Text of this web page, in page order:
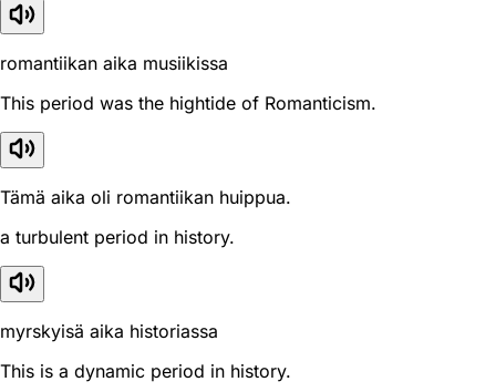
romantiikan aika musiikissa
This period was the hightide of Romanticism.
Tämä aika oli romantiikan huippua.
a turbulent period in history.
myrskyisä aika historiassa
This is a dynamic period in history.